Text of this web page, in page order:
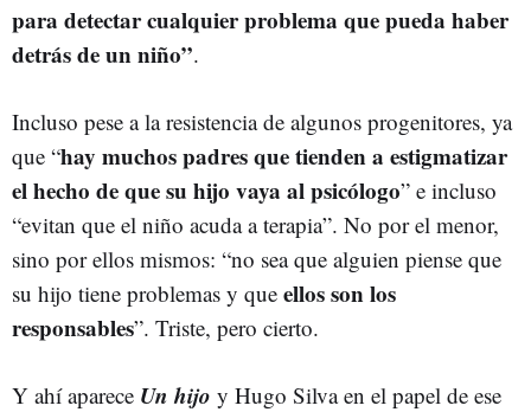
para detectar cualquier problema que pueda haber
detrás de un niño”.
Incluso pese a la resistencia de algunos progenitores, ya
que “hay muchos padres que tienden a estigmatizar
el hecho de que su hijo vaya al psicólogo” e incluso
“evitan que el niño acuda a terapia”. No por el menor,
sino por ellos mismos: “no sea que alguien piense que
su hijo tiene problemas y que ellos son los
responsables”. Triste, pero cierto.
Y ahí aparece Un hijo y Hugo Silva en el papel de ese